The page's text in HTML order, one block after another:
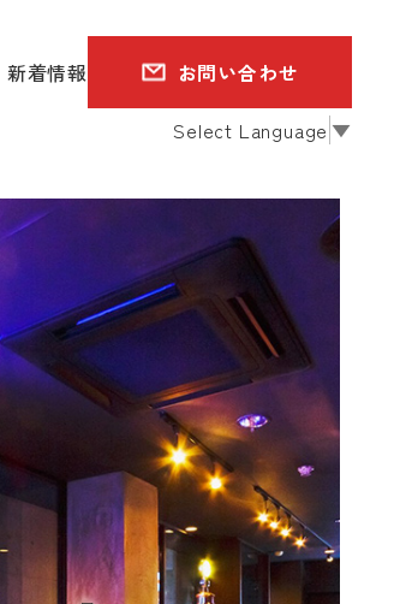
新着情報 お問い合わせ
Select Language ▼